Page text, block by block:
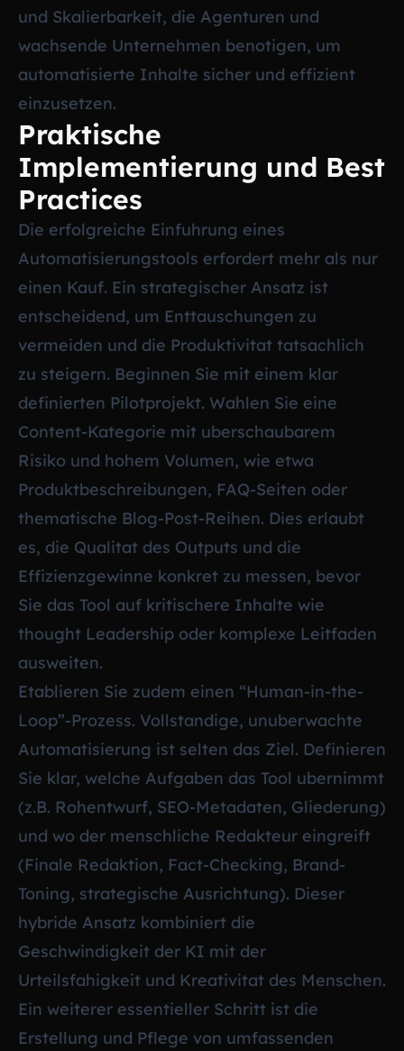
und Skalierbarkeit, die Agenturen und
wachsende Unternehmen benotigen, um
automatisierte Inhalte sicher und effizient
einzusetzen.
Praktische
Implementierung und Best
Practices
Die erfolgreiche Einfuhrung eines
Automatisierungstools erfordert mehr als nur
einen Kauf. Ein strategischer Ansatz ist
entscheidend, um Enttauschungen zu
vermeiden und die Produktivitat tatsachlich
zu steigern. Beginnen Sie mit einem klar
definierten Pilotprojekt. Wahlen Sie eine
Content-Kategorie mit uberschaubarem
Risiko und hohem Volumen, wie etwa
Produktbeschreibungen, FAQ-Seiten oder
thematische Blog-Post-Reihen. Dies erlaubt
es, die Qualitat des Outputs und die
Effizienzgewinne konkret zu messen, bevor
Sie das Tool auf kritischere Inhalte wie
thought Leadership oder komplexe Leitfaden
ausweiten.
Etablieren Sie zudem einen “Human-in-the-
Loop”-Prozess. Vollstandige, unuberwachte
Automatisierung ist selten das Ziel. Definieren
Sie klar, welche Aufgaben das Tool ubernimmt
(z.B. Rohentwurf, SEO-Metadaten, Gliederung)
und wo der menschliche Redakteur eingreift
(Finale Redaktion, Fact-Checking, Brand-
Toning, strategische Ausrichtung). Dieser
hybride Ansatz kombiniert die
Geschwindigkeit der KI mit der
Urteilsfahigkeit und Kreativitat des Menschen.
Ein weiterer essentieller Schritt ist die
Erstellung und Pflege von umfassenden